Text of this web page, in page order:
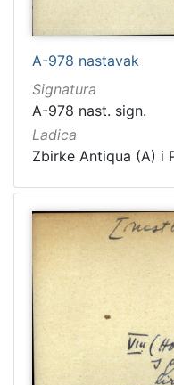
A-978 nastavak
Signatura
A-978 nast. sign.
Ladica
Zbirke Antiqua (A) i